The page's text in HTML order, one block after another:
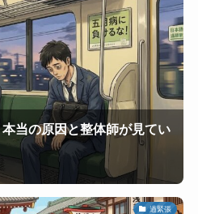
当の原因と整体師が見てい
過緊張